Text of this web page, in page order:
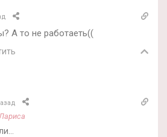
А то не работаеть((